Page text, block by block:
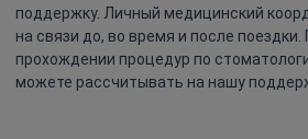
поддержку. Личный медицинский
на связи до, во время и после поездки.
прохождении процедур по
можете рассчитывать на нашу